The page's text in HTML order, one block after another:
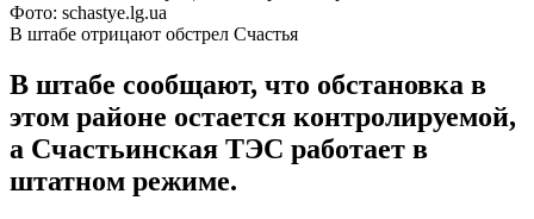
Фото: schastye.lg.ua
В штабе отрицают обстрел Счастья
В штабе сообщают, что обстановка в
этом районе остается контролируемой,
а Счастьинская ТЭС работает в
штатном режиме.